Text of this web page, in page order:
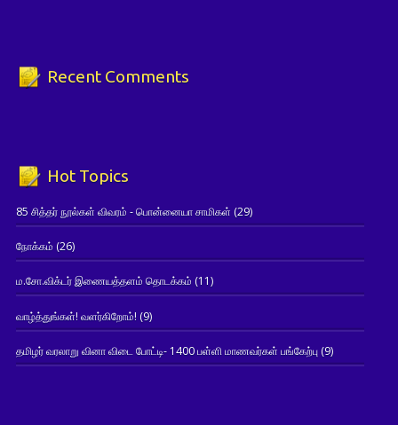
Recent Comments
Hot Topics
85 சித்தர் நூல்கள் விவரம் - பொன்னையா சாமிகள் (29)
நோக்கம் (26)
ம.சோ.விக்டர் இணையத்தளம் தொடக்கம் (11)
வாழ்த்துங்கள்! வளர்கிறோம்! (9)
தமிழர் வரலாறு வினா விடை போட்டி- 1400 பள்ளி மாணவர்கள் பங்கேற்பு(9)